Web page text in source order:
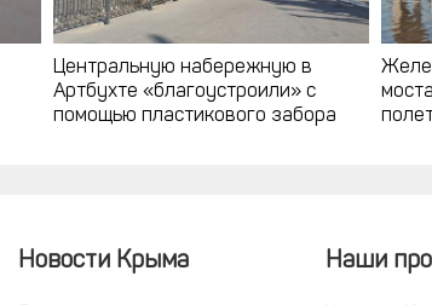
Центральную набережную в
Артбухте «благоустроили» с
помощью пластикового забора
Новости Крыма Наши